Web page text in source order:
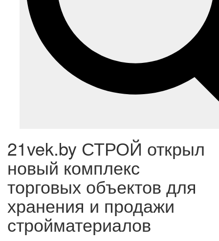
21vek.by СТРОЙ открыл
новый комплекс
торговых объектов для
хранения и продажи
стройматериалов